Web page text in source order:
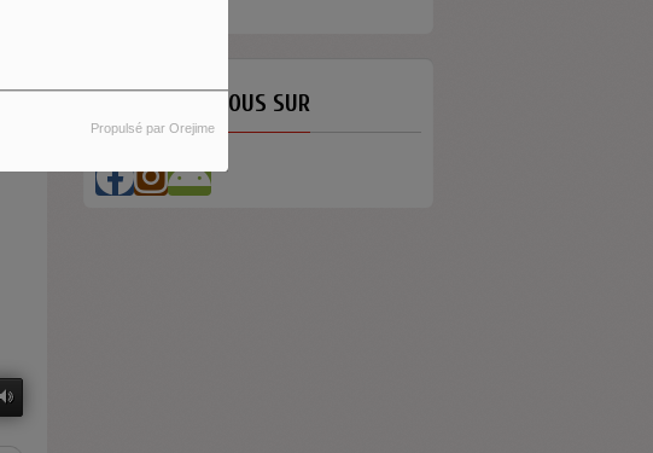
Propulsé par Orejime
RETROUVEZ-NOUS SUR